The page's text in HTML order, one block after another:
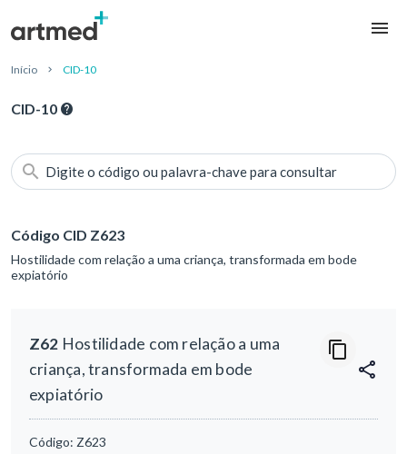
Início CID-10
CID-10
Digite o código ou palavra-chave para consultar
Código CID Z623
Hostilidade com relação a uma criança, transformada em bode
expiatório
Z62 Hostilidade com relação a uma
criança, transformada em bode
expiatório
Código: Z623